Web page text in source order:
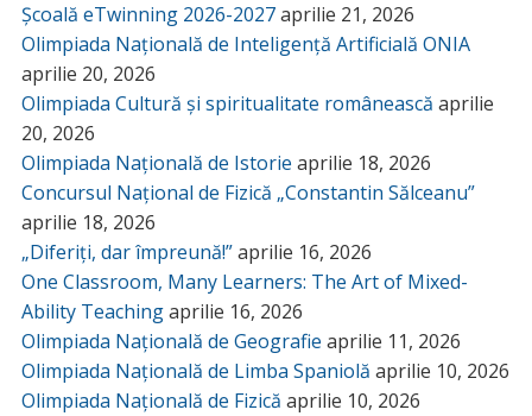
Școală eTwinning 2026-2027aprilie 21, 2026
Olimpiada Națională de Inteligență Artificială ONIA
aprilie 20, 2026
Olimpiada Cultură și spiritualitate românească aprilie
20, 2026
Olimpiada Națională de Istorie aprilie 18, 2026
Concursul Național de Fizică „Constantin Sălceanu”
aprilie 18, 2026
„Diferiți, dar împreună!”aprilie 16, 2026
One Classroom, Many Learners: The Art of Mixed-
Ability Teachingaprilie 16, 2026
Olimpiada Națională de Geografie aprilie 11, 2026
Olimpiada Națională de Limba Spaniolă aprilie 10, 2026
Olimpiada Națională de Fizică aprilie 10, 2026